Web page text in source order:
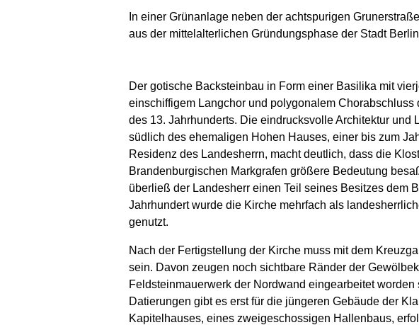
In einer Grünanlage neben der achtspurigen
aus der mittelalterlichen Gründungsphase der Stadt
Der gotische Backsteinbau in Form einer Basilika mit
einschiffigem Langchor und polygonalem Chorabschluss
des 13. Jahrhunderts. Die eindrucksvolle Architektur und
südlich des ehemaligen Hohen Hauses, einer bis zum
Residenz des Landesherrn, macht deutlich, dass die
Brandenburgischen Markgrafen größere Bedeutung
überließ der Landesherr einen Teil seines Besitzes dem
Jahrhundert wurde die Kirche mehrfach als
genutzt.
Nach der Fertigstellung der Kirche muss mit dem
sein. Davon zeugen noch sichtbare Ränder der
Feldsteinmauerwerk der Nordwand eingearbeitet worden
Datierungen gibt es erst für die jüngeren Gebäude der
Kapitelhauses, eines zweigeschossigen Hallenbaus,